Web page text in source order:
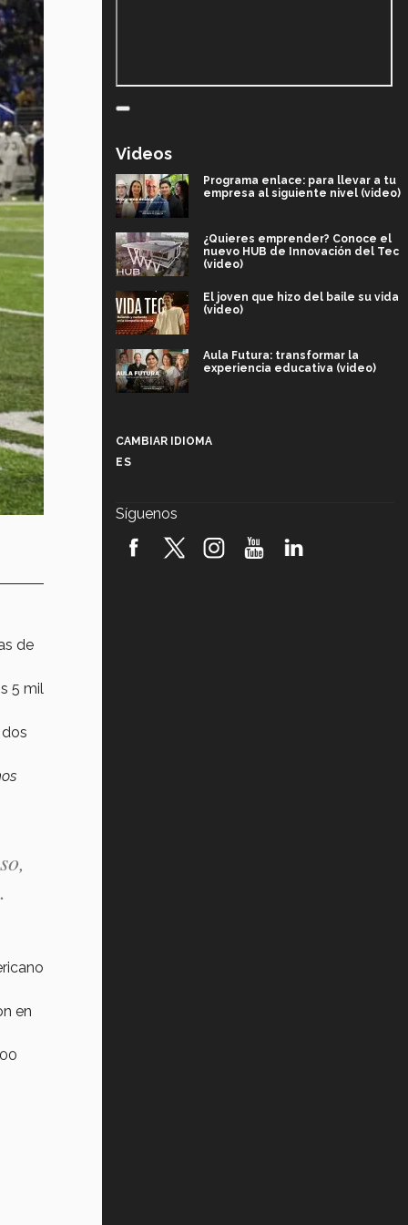
de
5 mil
en
Videos
Programa enlace: para llevar a tu
empresa al siguiente nivel (video)
¿Quieres emprender? Conoce el
nuevo HUB de Innovación del Tec
(video)
El joven que hizo del baile su vida
(video)
Aula Futura: transformar la
experiencia educativa (video)
robótica FIRST 2026! (video)
CAMBIAR IDIOMA
ES
Síguenos